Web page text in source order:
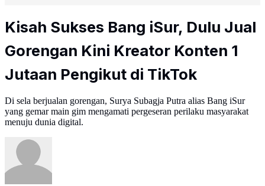
Kisah Sukses Bang iSur, Dulu Jual
Gorengan Kini Kreator Konten 1
Jutaan Pengikut di TikTok
Di sela berjualan gorengan, Surya Subagja Putra alias Bang iSur
yang gemar main gim mengamati pergeseran perilaku masyarakat
menuju dunia digital.